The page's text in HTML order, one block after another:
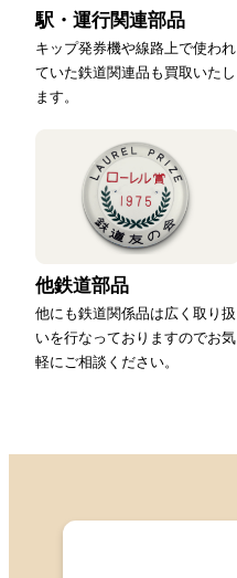
駅・運行関連部品
キップ発券機や線路上で使われ
ていた鉄道関連品も買取いたし
ます。
他鉄道部品
他にも鉄道関係品は広く取り扱
いを行なっておりますのでお気
軽にご相談ください。